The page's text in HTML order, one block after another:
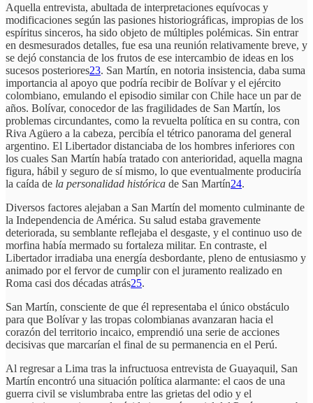
Aquella entrevista, abultada de interpretaciones equívocas y
modificaciones según las pasiones historiográficas, impropias de los
espíritus sinceros, ha sido objeto de múltiples polémicas. Sin entrar
en desmesurados detalles, fue esa una reunión relativamente breve, y
se dejó constancia de los frutos de ese intercambio de ideas en los
sucesos posteriores23. San Martín, en notoria insistencia, daba suma
importancia al apoyo que podría recibir de Bolívar y el ejército
colombiano, emulando el episodio similar con Chile hace un par de
años. Bolívar, conocedor de las fragilidades de San Martín, los
problemas circundantes, como la revuelta política en su contra, con
Riva Agüero a la cabeza, percibía el tétrico panorama del general
argentino. El Libertador distanciaba de los hombres inferiores con
los cuales San Martín había tratado con anterioridad, aquella magna
figura, hábil y seguro de sí mismo, lo que eventualmente produciría
la caída de la personalidad histórica de San Martín24.
Diversos factores alejaban a San Martín del momento culminante de
la Independencia de América. Su salud estaba gravemente
deteriorada, su semblante reflejaba el desgaste, y el continuo uso de
morfina había mermado su fortaleza militar. En contraste, el
Libertador irradiaba una energía desbordante, pleno de entusiasmo y
animado por el fervor de cumplir con el juramento realizado en
Roma casi dos décadas atrás25.
San Martín, consciente de que él representaba el único obstáculo
para que Bolívar y las tropas colombianas avanzaran hacia el
corazón del territorio incaico, emprendió una serie de acciones
decisivas que marcarían el final de su permanencia en el Perú.
Al regresar a Lima tras la infructuosa entrevista de Guayaquil, San
Martín encontró una situación política alarmante: el caos de una
guerra civil se vislumbraba entre las grietas del odio y el